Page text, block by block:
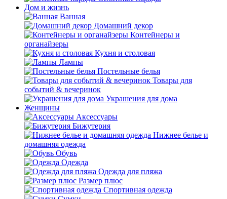
Дом и жизнь
Ванная
Домашний декор
Контейнеры и
органайзеры
Кухня и столовая
Лампы
Постельные белья
Товары для
событий & вечеринок
Украшения для дома
Женщины
Аксессуары
Бижутерия
Нижнее белье и
домашняя одежда
Обувь
Одежда
Одежда для пляжа
Размер плюс
Спортивная одежда